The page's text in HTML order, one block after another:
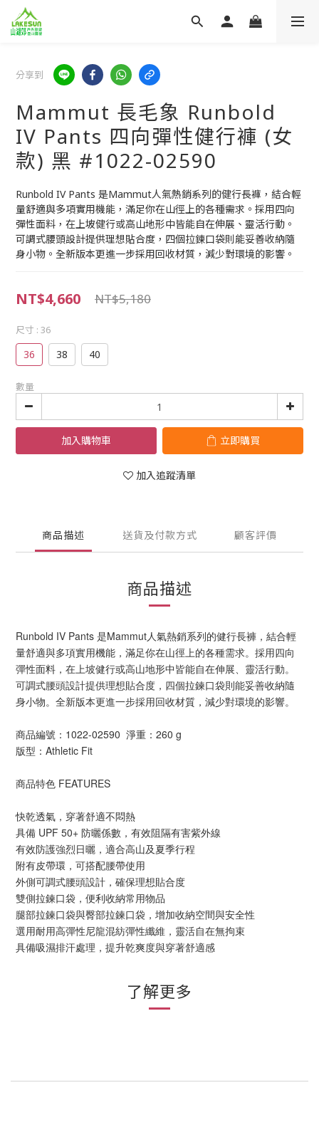
分享到
Mammut 長毛象 Runbold
IV Pants 四向彈性健行褲 (女
款) 黑 #1022-02590
Runbold IV Pants 是Mammut人氣熱銷系列的健行長褲，結合輕
量舒適與多項實用機能，滿足你在山徑上的各種需求。採用四向
彈性面料，在上坡健行或高山地形中皆能自在伸展、靈活行動。
可調式腰頭設計提供理想貼合度，四個拉鍊口袋則能妥善收納隨
身小物。全新版本更進一步採用回收材質，減少對環境的影響。
NT$4,660 NT$5,180
尺寸 : 36
36 38 40
數量
加入購物車 立即購買
加入追蹤清單
商品描述 送貨及付款方式 顧客評價
商品描述
Runbold IV Pants 是Mammut人氣熱銷系列的健行長褲，結合輕
量舒適與多項實用機能，滿足你在山徑上的各種需求。採用四向
彈性面料，在上坡健行或高山地形中皆能自在伸展、靈活行動。
可調式腰頭設計提供理想貼合度，四個拉鍊口袋則能妥善收納隨
身小物。全新版本更進一步採用回收材質，減少對環境的影響。
商品編號：1022-02590 淨重：260 g
版型：Athletic Fit
商品特色 FEATURES
快乾透氣，穿著舒適不悶熱
具備 UPF 50+ 防曬係數，有效阻隔有害紫外線
有效防護強烈日曬，適合高山及夏季行程
附有皮帶環，可搭配腰帶使用
外側可調式腰頭設計，確保理想貼合度
雙側拉鍊口袋，便利收納常用物品
腿部拉鍊口袋與臀部拉鍊口袋，增加收納空間與安全性
選用耐用高彈性尼龍混紡彈性纖維，靈活自在無拘束
具備吸濕排汗處理，提升乾爽度與穿著舒適感
了解更多